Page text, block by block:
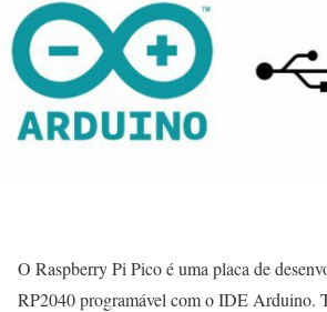
O Raspberry Pi Pico é uma placa de
RP2040 programável com o IDE Arduino.